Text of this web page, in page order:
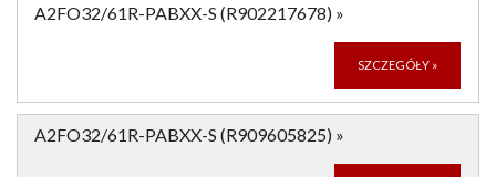
A2FO32/61R-PABXX-S (R902217678) »
SZCZEGÓŁY »
A2FO32/61R-PABXX-S (R909605825) »